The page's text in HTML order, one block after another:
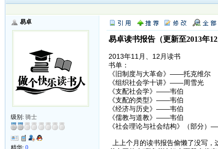
易卓
级别: 骑士
精华: 0
易卓读书报告（更新至2013年
2013年11月、12月读书
书单：
《旧制度与大革命》——托克维尔
《组织社会学十讲》——周雪光
《支配社会学》——韦伯
《支配的类型》——韦伯
《经济与历史》——韦伯
《儒教与道教》——韦伯
《社会理论与社会结构》（部分）
上上个月的读书报告偷懒了没写